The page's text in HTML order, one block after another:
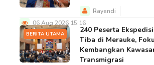
Rayendi
06 Aug 2026 15:16
BERITA UTAMA
240 Peserta
Tiba di Merauke,
Kembangkan
Transmigrasi